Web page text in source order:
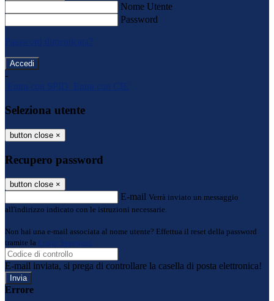
Nome Utente
Password
Password dimenticata?
-
Entra con SPID
Entra con CIE
Seleziona utente
button close ×
Recupero password
button close ×
E-mail Verrà inviato un messaggio
all'indirizzo indicato con le istruzioni necessarie.
Non hai una e-mail associata al nome utente? Effettua il reset della password
tramite la
Login Spaggiari
E-mail inviata, si prega di controllare la casella di posta elettronica!
Errore